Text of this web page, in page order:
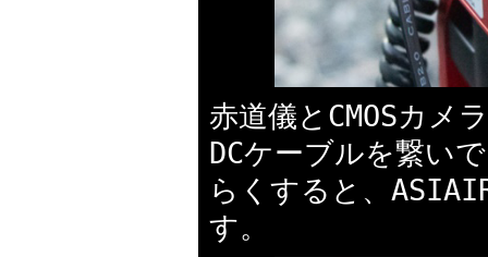
赤道儀とCMOSカ
DCケーブルを繋い
らくすると、
す。